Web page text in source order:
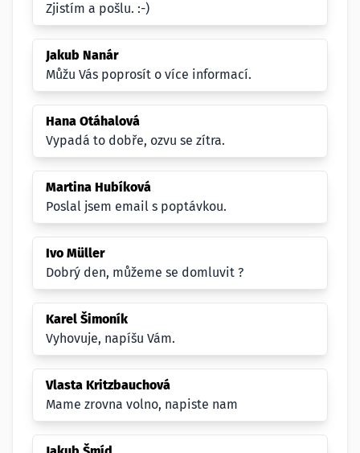
Zjistím a pošlu. :-)
Jakub Nanár
Můžu Vás poprosít o více informací.
Hana Otáhalová
Vypadá to dobře, ozvu se zítra.
Martina Hubíková
Poslal jsem email s poptávkou.
Ivo Müller
Dobrý den, můžeme se domluvit ?
Karel Šimoník
Vyhovuje, napíšu Vám.
Vlasta Kritzbauchová
Mame zrovna volno, napiste nam